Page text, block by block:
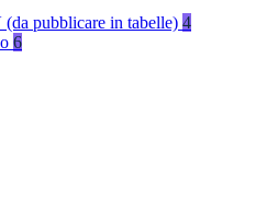
pubblicare in tabelle) 4
6